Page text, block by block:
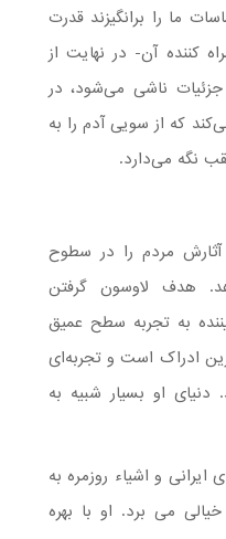
ما را برانگیزند قدرت
کننده آن- در نهایت از
ناشی می‌شود، در
که از سویی آدم را به
نگه می‌دارد.
مردم را در سطوح
هدف لاوسون گرفتن
به تجربه سطح عمیق
ادراک است و تجربه‌ای
دنیای او بسیار شبیه به
و اشیاء روزمره به
خیالی می برد. او با بهره